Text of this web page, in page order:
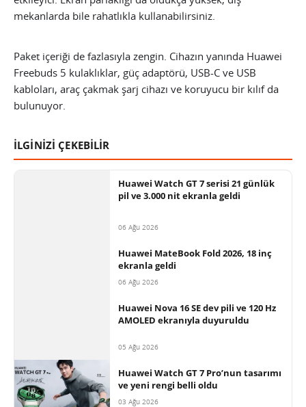
mekanlarda bile rahatlıkla kullanabilirsiniz.
Paket içeriği de fazlasıyla zengin. Cihazın yanında Huawei
Freebuds 5 kulaklıklar, güç adaptörü, USB-C ve USB
kabloları, araç çakmak şarj cihazı ve koruyucu bir kılıf da
bulunuyor.
İLGİNİZİ ÇEKEBİLİR
Huawei Watch GT 7 serisi 21 günlük
pil ve 3.000 nit ekranla geldi
06 Ağu 2026
Huawei MateBook Fold 2026, 18 inç
ekranla geldi
06 Ağu 2026
Huawei Nova 16 SE dev pili ve 120 Hz
AMOLED ekranıyla duyuruldu
05 Ağu 2026
Huawei Watch GT 7 Pro’nun tasarımı
ve yeni rengi belli oldu
03 Ağu 2026